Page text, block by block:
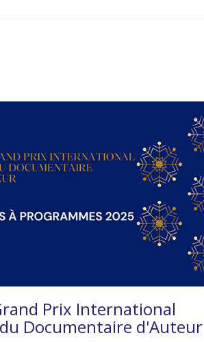
Prix International
Documentaire d'Auteur